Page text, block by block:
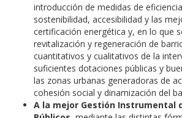
introducción de medidas de
sostenibilidad, accesibilidad y las
certificación energética y, en lo que
revitalización y regeneración de
cuantitativos y cualitativos de la
suficientes dotaciones públicas y
las zonas urbanas generadoras de
cohesión social y dinamización del
A la mejor Gestión Instrumental